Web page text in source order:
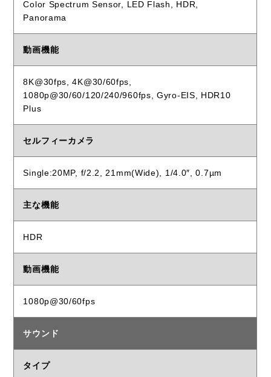
Color Spectrum Sensor, LED Flash, HDR,
Panorama
動画機能
8K@30fps, 4K@30/60fps,
1080p@30/60/120/240/960fps, Gyro-EIS, HDR10
Plus
セルフィーカメラ
Single:20MP, f/2.2, 21mm(Wide), 1/4.0″, 0.7µm
主な機能
HDR
動画機能
1080p@30/60fps
サウンド
タイプ